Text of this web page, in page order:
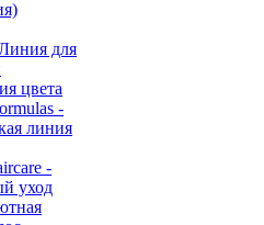
для
цвета
-
линия
-
уход